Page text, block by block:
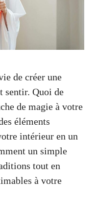
de créer une
sentir. Quoi de
de magie à votre
éléments
intérieur en un
un simple
tout en
à votre